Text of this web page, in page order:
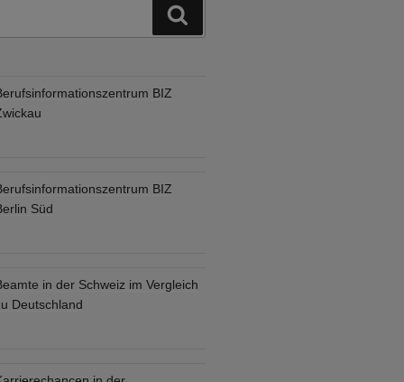
BIZ
BIZ
Süd
in der Schweiz im Vergleich
Deutschland